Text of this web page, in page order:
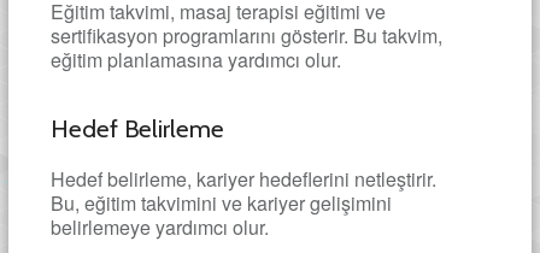
Eğitim takvimi, masaj terapisi eğitimi ve
sertifikasyon programlarını gösterir. Bu takvim,
eğitim planlamasına yardımcı olur.
Hedef Belirleme
Hedef belirleme, kariyer hedeflerini netleştirir.
Bu, eğitim takvimini ve kariyer gelişimini
belirlemeye yardımcı olur.